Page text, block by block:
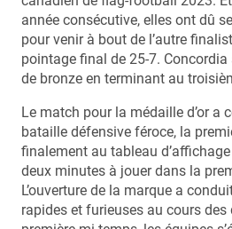
année consécutive, elles ont dû
pour venir à bout de l’autre
pointage final de 25-7.
de bronze en terminant au
Le match pour la médaille d’or a
bataille défensive féroce, la
finalement au tableau
deux minutes à jouer dans la
L’ouverture de la marque a
rapides et furieuses au cours